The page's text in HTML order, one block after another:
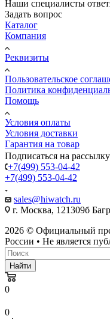
Наши специалисты
Задать вопрос
Каталог
Компания
Реквизиты
Пользовательское
Политика
Помощь
Условия оплаты
Условия доставки
Гарантия на товар
Подписаться на рассылку
+7(499) 553-04-42
+7(499) 553-04-42
sales@hiwatch.ru
г. Москва, 121309б
2026 © Официальный
России • Не является
Найти
0
0